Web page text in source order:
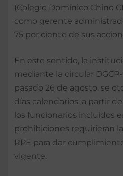
(Colegio Domínico Chino
como gerente
75 por ciento de sus
En este sentido, la
mediante la circular
pasado 26 de agosto, se
días calendarios, a partir
los funcionarios incluidos
prohibiciones requirieran
RPE para dar
vigente.